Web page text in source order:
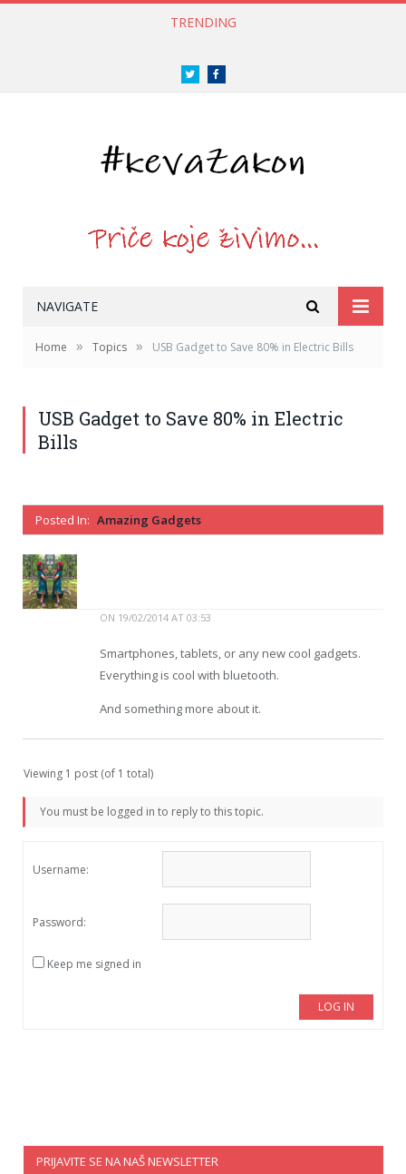
TRENDING
Twitter
NAVIGATE
Home » Topics » USB Gadget to Save 80% in Electric Bills
USB Gadget to Save 80% in Electric
Bills
Posted In: Amazing Gadgets
ON 19/02/2014 AT 03:53
Smartphones, tablets, or any new cool gadgets.
Everything is cool with bluetooth.
And something more about it.
Viewing 1 post (of 1 total)
You must be logged in to reply to this topic.
Username:
Password:
Keep me signed in
LOG IN
PRIJAVITE SE NA NAŠ NEWSLETTER